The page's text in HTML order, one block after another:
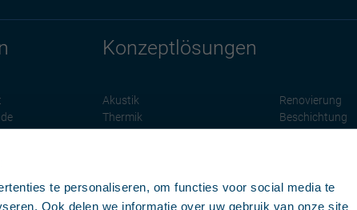
te personaliseren, om functies voor social media te
Ook delen we informatie over uw gebruik van onze site
Konzeptlösungen
Akustik
Thermik
Renovierung
Beschichtung